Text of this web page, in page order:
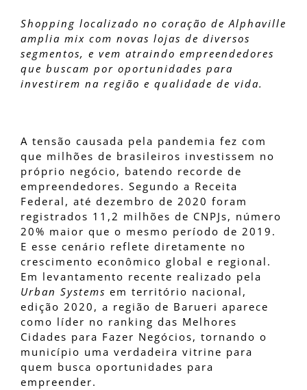
Shopping localizado no coração de Alphaville
amplia mix com novas lojas de diversos
segmentos, e vem atraindo empreendedores
que buscam por oportunidades para
investirem na região e qualidade de vida.
A tensão causada pela pandemia fez com
que milhões de brasileiros investissem no
próprio negócio, batendo recorde de
empreendedores. Segundo a Receita
Federal, até dezembro de 2020 foram
registrados 11,2 milhões de CNPJs, número
20% maior que o mesmo período de 2019.
E esse cenário reflete diretamente no
crescimento econômico global e regional.
Em levantamento recente realizado pela
Urban Systems em território nacional,
edição 2020, a região de Barueri aparece
como líder no ranking das Melhores
Cidades para Fazer Negócios, tornando o
município uma verdadeira vitrine para
quem busca oportunidades para
empreender.